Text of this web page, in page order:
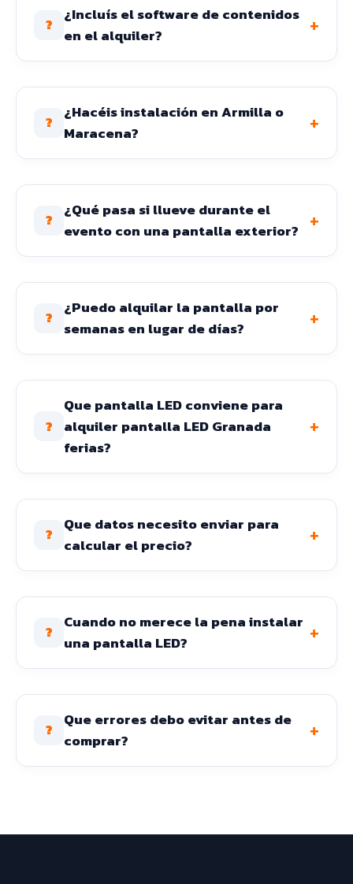
?
¿Incluís el software de contenidos
en el alquiler?
+
?
¿Hacéis instalación en Armilla o
Maracena?
+
?
¿Qué pasa si llueve durante el
evento con una pantalla exterior?
+
?
¿Puedo alquilar la pantalla por
semanas en lugar de días?
+
?
Que pantalla LED conviene para
alquiler pantalla LED Granada
ferias?
+
?
Que datos necesito enviar para
calcular el precio?
+
?
Cuando no merece la pena instalar
una pantalla LED?
+
?
Que errores debo evitar antes de
comprar?
+